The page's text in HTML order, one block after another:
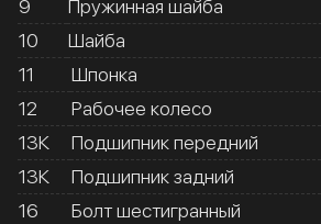
9
Пружинная шайба
10
Шайба
11
Шпонка
12
Рабочее колесо
13К
Подшипник передний
13К
Подшипник задний
16
Болт шестигранный